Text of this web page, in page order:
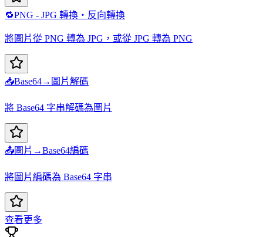
🔁PNG - JPG 轉換・反向轉換
將圖片從 PNG 轉為 JPG，或從 JPG 轉為 PNG
📥Base64→圖片解碼
將 Base64 字串解碼為圖片
📤圖片→Base64編碼
將圖片編碼為 Base64 字串
查看更多